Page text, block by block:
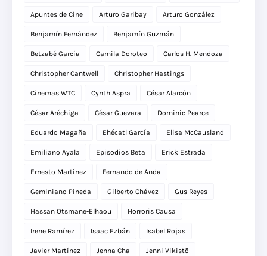
Apuntes de Cine Arturo Garibay Arturo González
Benjamín Fernández Benjamín Guzmán
Betzabé García Camila Doroteo Carlos H. Mendoza
Christopher Cantwell Christopher Hastings
Cinemas WTC Cynth Aspra César Alarcón
César Aréchiga César Guevara Dominic Pearce
Eduardo Magaña Ehécatl García Elisa McCausland
Emiliano Ayala Episodios Beta Erick Estrada
Ernesto Martínez Fernando de Anda
Geminiano Pineda Gilberto Chávez Gus Reyes
Hassan Otsmane-Elhaou Horroris Causa
Irene Ramírez Isaac Ezbán Isabel Rojas
Javier Martínez Jenna Cha Jenni Vikistö